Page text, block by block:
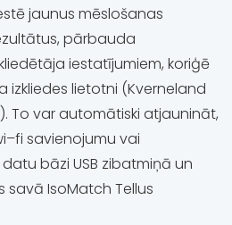
jaunus mēslošanas
pārbauda
iestatījumiem, koriģē
izkliedes lietotni (Kverneland
To var automātiski atjaunināt,
savienojumu vai
bāzi USB zibatmiņā un
IsoMatch Tellus